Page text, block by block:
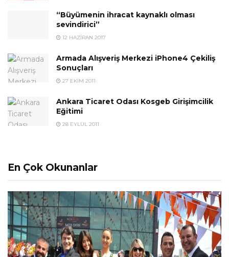
“Büyümenin ihracat kaynaklı olması
sevindirici”
12 HAZIRAN 2017
Armada Alışveriş Merkezi iPhone4 Çekiliş
Sonuçları
27 EKIM 2011
Ankara Ticaret Odası Kosgeb Girişimcilik
Eğitimi
28 EYLÜL 2011
En Çok Okunanlar